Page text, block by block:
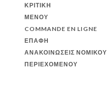
ΚΡΙΤΙΚΉ
ΜΕΝΟΎ
COMMANDE EN LIGNE
ΕΠΑΦΉ
ΑΝΑΚΟΙΝΏΣΕΙΣ ΝΟΜΙΚΟΎ
ΠΕΡΙΕΧΟΜΈΝΟΥ